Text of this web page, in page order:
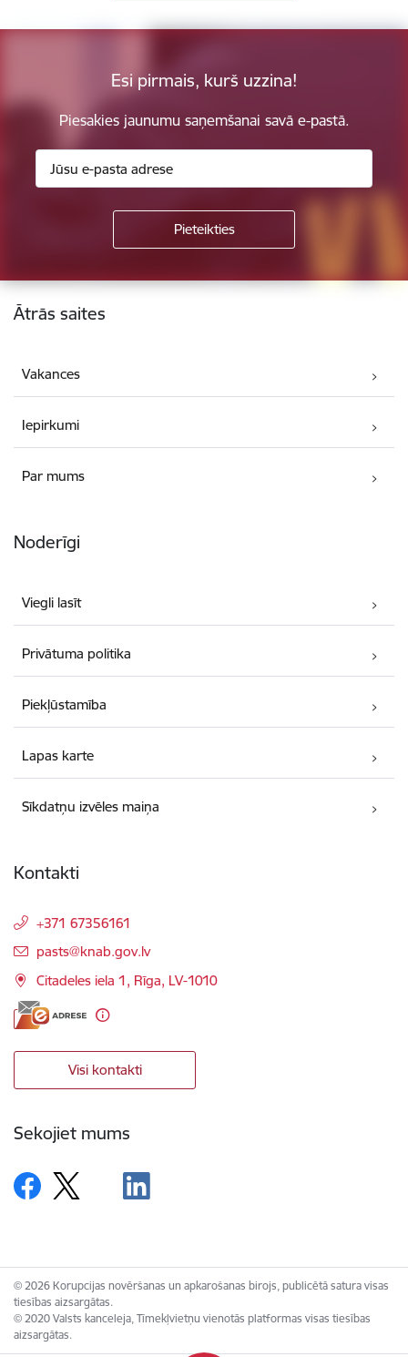
Esi pirmais, kurš uzzina!
Piesakies jaunumu saņemšanai savā e-pastā.
Kājene
Ātrās saites
Vakances
Iepirkumi
Par mums
Noderīgi
Viegli lasīt
Privātuma politika
Piekļūstamība
Lapas karte
Sīkdatņu izvēles maiņa
Kontakti
+371 67356161
E-pasts:
pasts@knab.gov.lv
Citadeles iela 1, Rīga, LV-1010
Visi kontakti
Sekojiet mums
© 2026 Korupcijas novēršanas un apkarošanas birojs, publicētā satura visas
tiesības aizsargātas.
© 2020 Valsts kanceleja, Tīmekļvietņu vienotās platformas visas tiesības
aizsargātas.